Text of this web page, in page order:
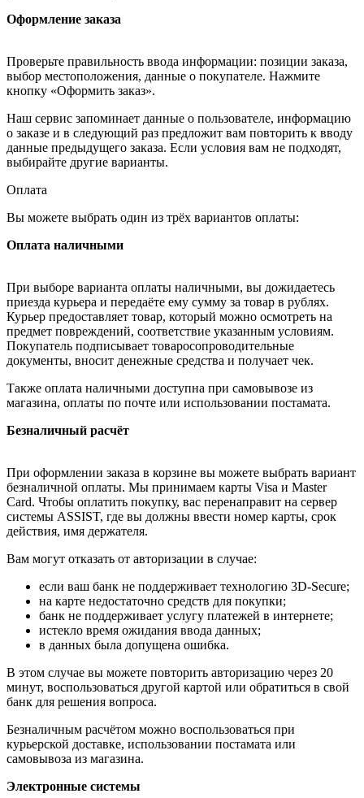
Оформление заказа
Проверьте правильность ввода информации: позиции заказа,
выбор местоположения, данные о покупателе. Нажмите
кнопку «Оформить заказ».
Наш сервис запоминает данные о пользователе, информацию
о заказе и в следующий раз предложит вам повторить к вводу
данные предыдущего заказа. Если условия вам не подходят,
выбирайте другие варианты.
Оплата
Вы можете выбрать один из трёх вариантов оплаты:
Оплата наличными
При выборе варианта оплаты наличными, вы дожидаетесь
приезда курьера и передаёте ему сумму за товар в рублях.
Курьер предоставляет товар, который можно осмотреть на
предмет повреждений, соответствие указанным условиям.
Покупатель подписывает товаросопроводительные
документы, вносит денежные средства и получает чек.
Также оплата наличными доступна при самовывозе из
магазина, оплаты по почте или использовании постамата.
Безналичный расчёт
При оформлении заказа в корзине вы можете выбрать вариант
безналичной оплаты. Мы принимаем карты Visa и Master
Card. Чтобы оплатить покупку, вас перенаправит на сервер
системы ASSIST, где вы должны ввести номер карты, срок
действия, имя держателя.
Вам могут отказать от авторизации в случае:
если ваш банк не поддерживает технологию 3D-Secure;
на карте недостаточно средств для покупки;
банк не поддерживает услугу платежей в интернете;
истекло время ожидания ввода данных;
в данных была допущена ошибка.
В этом случае вы можете повторить авторизацию через 20
минут, воспользоваться другой картой или обратиться в свой
банк для решения вопроса.
Безналичным расчётом можно воспользоваться при
курьерской доставке, использовании постамата или
самовывоза из магазина.
Электронные системы